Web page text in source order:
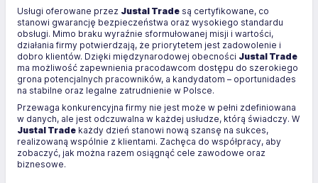
Usługi oferowane przez Justal Trade są certyfikowane, co
stanowi gwarancję bezpieczeństwa oraz wysokiego standardu
obsługi. Mimo braku wyraźnie sformułowanej misji i wartości,
działania firmy potwierdzają, że priorytetem jest zadowolenie i
dobro klientów. Dzięki międzynarodowej obecności Justal Trade
ma możliwość zapewnienia pracodawcom dostępu do szerokiego
grona potencjalnych pracowników, a kandydatom – oportunidades
na stabilne oraz legalne zatrudnienie w Polsce.
Przewaga konkurencyjna firmy nie jest może w pełni zdefiniowana
w danych, ale jest odczuwalna w każdej usłudze, którą świadczy. W
Justal Trade każdy dzień stanowi nową szansę na sukces,
realizowaną wspólnie z klientami. Zachęca do współpracy, aby
zobaczyć, jak można razem osiągnąć cele zawodowe oraz
biznesowe.